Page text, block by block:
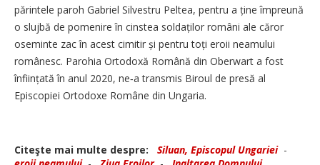
părintele paroh Gabriel Silvestru Peltea, pentru a ține împreună
o slujbă de pomenire în cinstea soldaților români ale căror
oseminte zac în acest cimitir și pentru toți eroii neamului
românesc. Parohia Ortodoxă Română din Oberwart a fost
înființată în anul 2020, ne‑a transmis Biroul de presă al
Episcopiei Ortodoxe Române din Ungaria.
Citeşte mai multe despre: Siluan, Episcopul Ungariei-